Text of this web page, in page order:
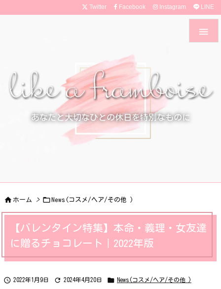
あなたと大切なひとの休日を特別なものに

Twitter Facebook Instagram LINE
 ホーム >  News(コスメ/ヘア/その他 )
【バレンタイン特集】本命・義理・女友達
に贈るチョコレート｜2022年版
 2022年1月9日  2024年4月20日  News(コスメ/ヘア/その他 )